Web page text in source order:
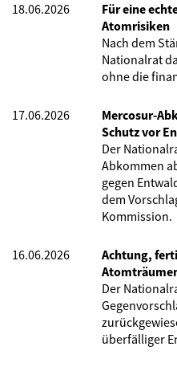
18.06.2026
Für eine
Atomrisiken
Nach dem
Nationalrat
ohne die
17.06.2026
Mercosur-
Schutz vor
Der
Abkommen
gegen
dem
Kommission.
16.06.2026
Achtung,
Der
überfälliger